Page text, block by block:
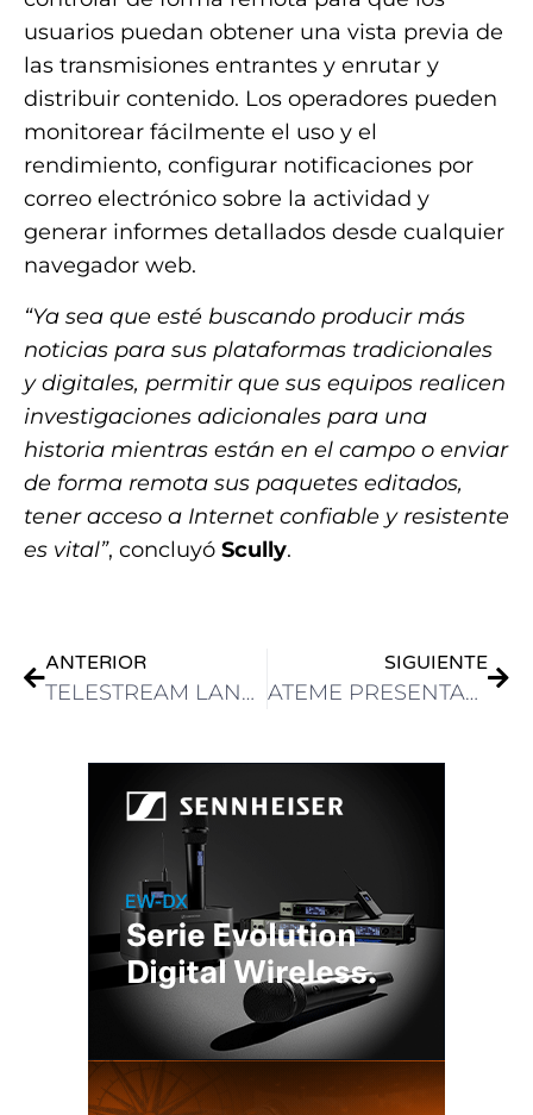
usuarios puedan obtener una vista previa de
las transmisiones entrantes y enrutar y
distribuir contenido. Los operadores pueden
monitorear fácilmente el uso y el
rendimiento, configurar notificaciones por
correo electrónico sobre la actividad y
generar informes detallados desde cualquier
navegador web.
“Ya sea que esté buscando producir más
noticias para sus plataformas tradicionales
y digitales, permitir que sus equipos realicen
investigaciones adicionales para una
historia mientras están en el campo o enviar
de forma remota sus paquetes editados,
tener acceso a Internet confiable y resistente
es vital”, concluyó Scully.
ANTERIOR
TELESTREAM LANZA DIVA 9, SU SISTEMA MIDDLEWARE PARA GESTIÓN, ACCESO Y ARCHIVO DE MEDIOS
SIGUIENTE
ATEME PRESENTARÁ LAS ACTUALIZACIONES DE SU TECNOLOGÍA DE INSERCIÓN DE ANUNCIOS EN NABSHOW 2024